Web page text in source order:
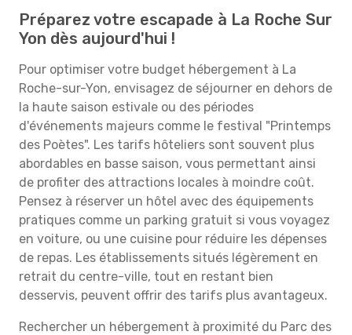
Préparez votre escapade à La Roche Sur
Yon dès aujourd'hui !
Pour optimiser votre budget hébergement à La
Roche-sur-Yon, envisagez de séjourner en dehors de
la haute saison estivale ou des périodes
d'événements majeurs comme le festival "Printemps
des Poètes". Les tarifs hôteliers sont souvent plus
abordables en basse saison, vous permettant ainsi
de profiter des attractions locales à moindre coût.
Pensez à réserver un hôtel avec des équipements
pratiques comme un parking gratuit si vous voyagez
en voiture, ou une cuisine pour réduire les dépenses
de repas. Les établissements situés légèrement en
retrait du centre-ville, tout en restant bien
desservis, peuvent offrir des tarifs plus avantageux.
Rechercher un hébergement à proximité du Parc des